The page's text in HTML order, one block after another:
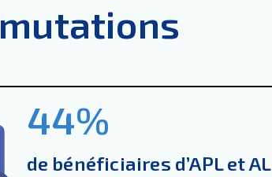
mutations
44%
de bénéficiaires d’APL et AL